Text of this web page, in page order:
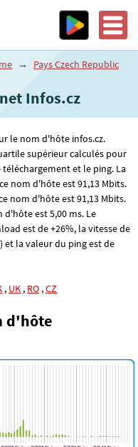
→
Pays Czech Republic
Infos.cz
le nom d'hôte infos.cz.
supérieur calculés pour
et le ping. La
nom d'hôte est 91,13 Mbits.
nom d'hôte est 91,13 Mbits.
d'hôte est 5,00 ms. Le
est de +26%, la vitesse de
et la valeur du ping est de
, UK , RO ,CZ
d'hôte